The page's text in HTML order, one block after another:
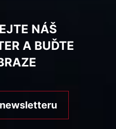
NÁŠ
A BUĎTE